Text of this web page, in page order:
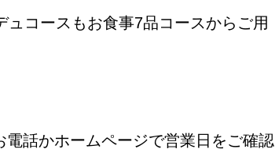
コースもお食事7品コースからご用
話かホームページで営業日をご確認